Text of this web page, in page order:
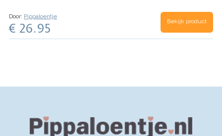
slabbetjes helpen om het knoeifestijn aan tafel
wat in te dimmen. En de knuffel konijntjes zijn
natuurlijk super fijn om mee te geven in bed, of
om lekker mee te spelen in de box. Let op:
Omdat de oortjes van het Richie konijntje niet
berichtje, dan kijken wat we voor je kunnen
We pakken het cadeaumandje
alvast mooi voor je in zodat je deze direct cadeau
kunt geven of op kunt sturen naar de opa en oma
in spé. Indien gewenst schrijven we er een
Door: Pippaloentje
€ 26.95 Bekijk product